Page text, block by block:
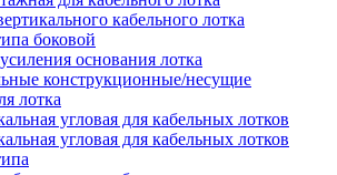
кабельного лотка
боковой
основания лотка
конструкционные/несущие
лотка
угловая для кабельных лотков
угловая для кабельных лотков